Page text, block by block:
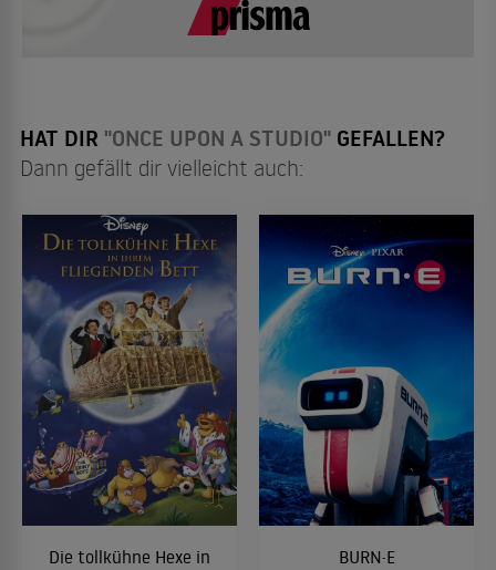
HAT DIR "ONCE UPON A STUDIO" GEFALLEN?
Dann gefällt dir vielleicht auch:
Die tollkühne Hexe in
BURN·E